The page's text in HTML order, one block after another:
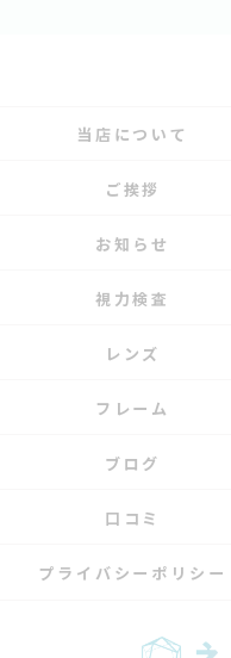
当店について
ご挨拶
お知らせ
視力検査
レンズ
フレーム
ブログ
口コミ
プライバシーポリシー